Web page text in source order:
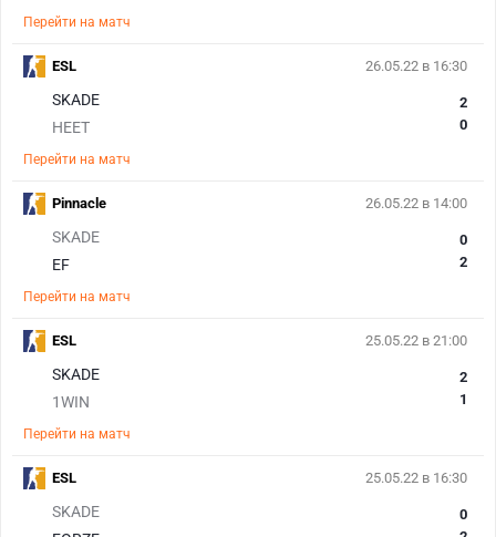
Перейти на матч
26.05.22 в 16:30
SKADE
HEET
2
0
Перейти на матч
ESL
26.05.22 в 14:00
SKADE
EF
0
2
Перейти на матч
Pinnacle
25.05.22 в 21:00
SKADE
1WIN
2
1
Перейти на матч
ESL
25.05.22 в 16:30
SKADE
0
ESL